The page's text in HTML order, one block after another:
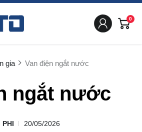
0
gia Van điện ngắt nước
ngắt nước
PHI 20/05/2026